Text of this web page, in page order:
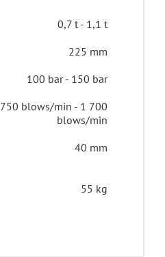
0,7 t - 1,1 t
225 mm
100 bar - 150 bar
750 blows/min - 1 700
blows/min
40 mm
55 kg